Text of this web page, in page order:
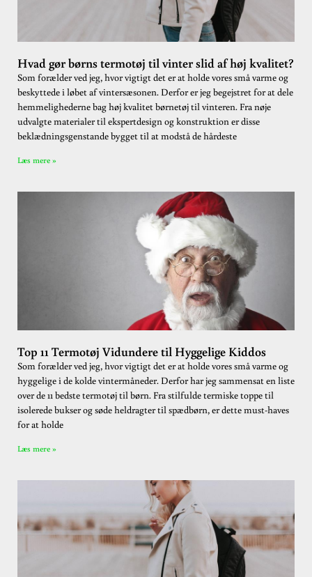
Hvad gør børns termotøj til vinter slid af høj kvalitet?
Som forælder ved jeg, hvor vigtigt det er at holde vores små varme og
beskyttede i løbet af vintersæsonen. Derfor er jeg begejstret for at dele
hemmelighederne bag høj kvalitet børnetøj til vinteren. Fra nøje
udvalgte materialer til ekspertdesign og konstruktion er disse
beklædningsgenstande bygget til at modstå de hårdeste
Læs mere »
Top 11 Termotøj Vidundere til Hyggelige Kiddos
Som forælder ved jeg, hvor vigtigt det er at holde vores små varme og
hyggelige i de kolde vintermåneder. Derfor har jeg sammensat en liste
over de 11 bedste termotøj til børn. Fra stilfulde termiske toppe til
isolerede bukser og søde heldragter til spædbørn, er dette must-haves
for at holde
Læs mere »